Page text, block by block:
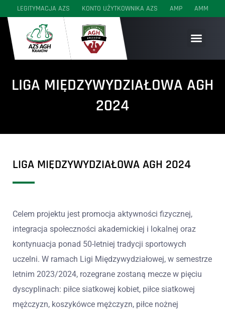
treściLEGITYMACJA AZS KONTO UŻYTKOWNIKA AZS AMP AMM
LIGA MIĘDZYWYDZIAŁOWA AGH
2024
LIGA MIĘDZYWYDZIAŁOWA AGH 2024
Celem projektu jest promocja aktywności fizycznej,
integracja społeczności akademickiej i lokalnej oraz
kontynuacja ponad 50-letniej tradycji sportowych
uczelni. W ramach Ligi Międzywydziałowej, w semestrze
letnim 2023/2024, rozegrane zostaną mecze w pięciu
dyscyplinach: piłce siatkowej kobiet, piłce siatkowej
mężczyzn, koszykówce mężczyzn, piłce nożnej